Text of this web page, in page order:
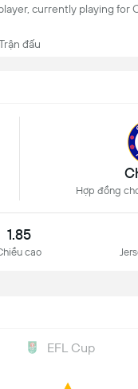
currently playing for
đấu
Hợp đồng
1.85
cao
EFL Cup